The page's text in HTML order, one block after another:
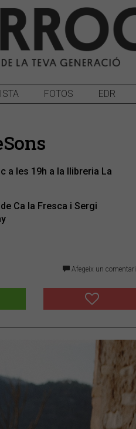
FOTOS EDR
a les 19h a la llibreria La
Ca la Fresca i Sergi
Afegeix un comentari